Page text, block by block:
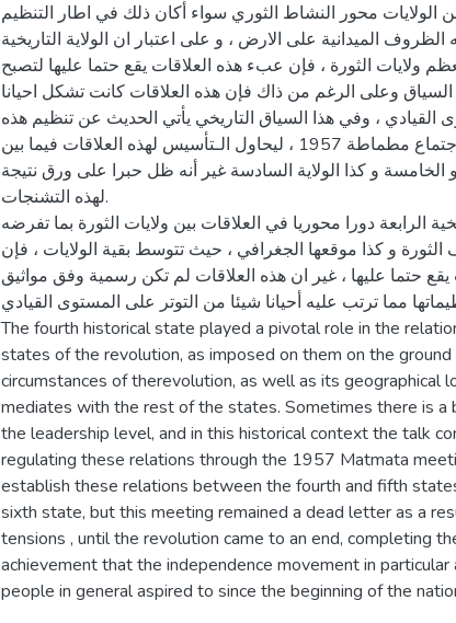
الولايات محور النشاط الثوري سواء أكان ذلك في اطار التنظيم
الظروف الميدانية على الارض ، و على اعتبار ان الولاية التاريخية
ولايات الثورة ، فإن عبء هذه العلاقات يقع حتما عليها لتصبح
وعلى الرغم من ذاك فإن هذه العلاقات كانت تشكل احيانا
القيادي ، وفي هذا السياق التاريخي يأتي الحديث عن تنظيم هذه
العلاقات عن اجتماع مطماطة 1957 ، ليحاول الـتأسيس لهذه العلاقات فيما بين
و الخامسة و كذا الولاية السادسة غير أنه ظل حبرا على ورق نتيجة
لهذه التشنجات.
الرابعة دورا محوريا في العلاقات بين ولايات الثورة بما تفرضه
الثورة و كذا موقعها الجغرافي ، حيث تتوسط بقية الولايات ، فإن
حتما عليها ، غير ان هذه العلاقات لم تكن رسمية وفق مواثيق
مما ترتب عليه أحيانا شيئا من التوتر على المستوى القيادي .
The fourth historical state played a pivotal role in the
states of the revolution, as imposed on them on the
circumstances of therevolution, as well as its geographical
mediates with the rest of the states. Sometimes there is a
the leadership level, and in this historical context the talk
regulating these relations through the 1957 Matmata
establish these relations between the fourth and fifth
sixth state, but this meeting remained a dead letter as a
tensions , until the revolution came to an end, completing
achievement that the independence movement in particular
people in general aspired to since the beginning of the